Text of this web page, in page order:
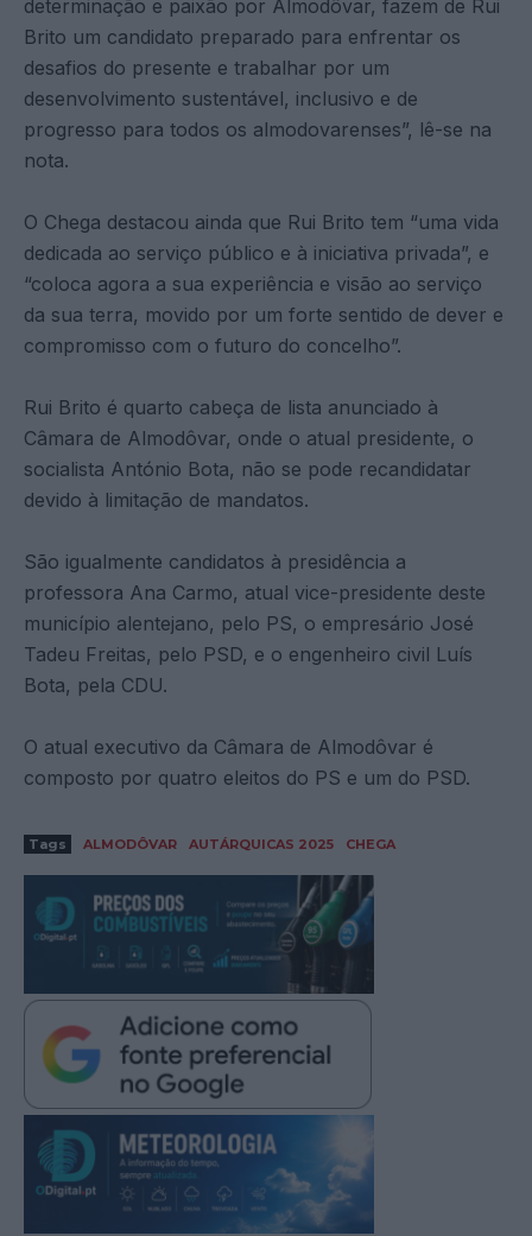
determinação e paixão por Almodôvar, fazem de Rui
Brito um candidato preparado para enfrentar os
desafios do presente e trabalhar por um
desenvolvimento sustentável, inclusivo e de
progresso para todos os almodovarenses”, lê-se na
nota.
O Chega destacou ainda que Rui Brito tem “uma vida
dedicada ao serviço público e à iniciativa privada”, e
“coloca agora a sua experiência e visão ao serviço
da sua terra, movido por um forte sentido de dever e
compromisso com o futuro do concelho”.
Rui Brito é quarto cabeça de lista anunciado à
Câmara de Almodôvar, onde o atual presidente, o
socialista António Bota, não se pode recandidatar
devido à limitação de mandatos.
São igualmente candidatos à presidência a
professora Ana Carmo, atual vice-presidente deste
município alentejano, pelo PS, o empresário José
Tadeu Freitas, pelo PSD, e o engenheiro civil Luís
Bota, pela CDU.
O atual executivo da Câmara de Almodôvar é
composto por quatro eleitos do PS e um do PSD.
Tags ALMODÔVAR AUTÁRQUICAS 2025 CHEGA